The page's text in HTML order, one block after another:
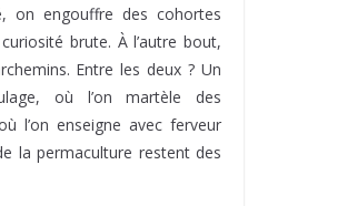
on engouffre des cohortes
brute. À l’autre bout,
Entre les deux ? Un
où l’on martèle des
l’on enseigne avec ferveur
la permaculture restent des